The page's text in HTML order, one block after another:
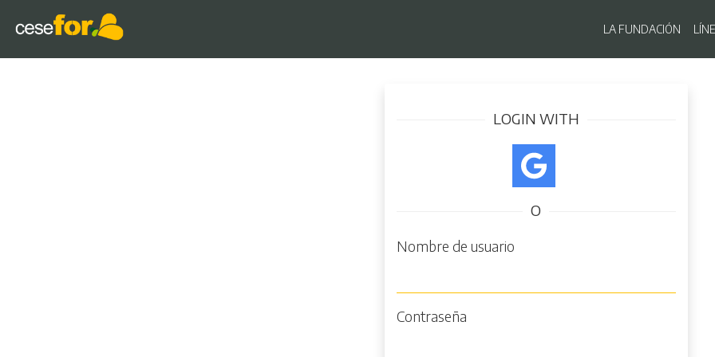
contenido
LA FUNDACIÓN
Iniciar sesión
LOGIN WITH
O
Nombre de usuario
Contraseña